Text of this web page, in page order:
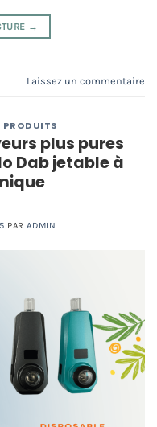
→
Laissez un commentaire
PRODUITS
plus pures
Dab jetable à
PARADMIN